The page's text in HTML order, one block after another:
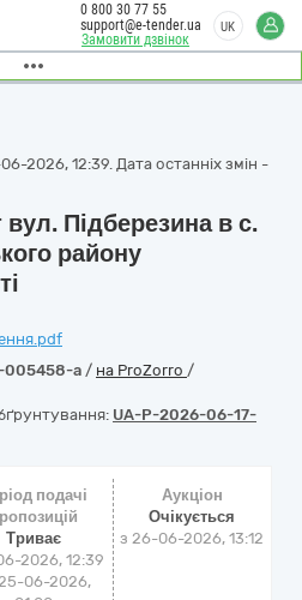
Замовити дзвінок
0 800 30 77 55
support@e-tender.ua
UK
2026, 12:39. Дата останніх змін -
Підберезина в с.
району
005458-a / на ProZorro /
UA-P-2026-06-17-
подачі
Триває
2026, 12:39
06-2026,
Аукціон
Очікується
з26-06-2026, 13:12